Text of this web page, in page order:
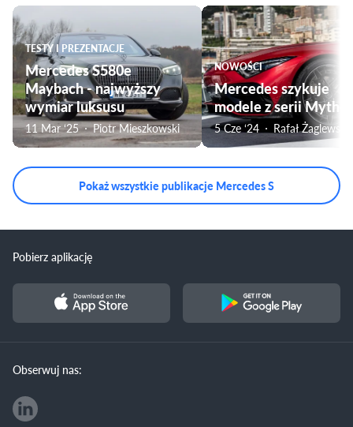
TESTY I PREZENTACJE
Mercedes S580e
Maybach - najwyższy
wymiar luksusu
11 Mar ‘25 Piotr Mieszkowski
NOWOŚCI
Mercedes szykuje
modele z serii Mythos
5 Cze ‘24 Rafał Żaglewski
Pokaż wszystkie publikacje Mercedes S
Pobierz aplikację
Obserwuj nas: